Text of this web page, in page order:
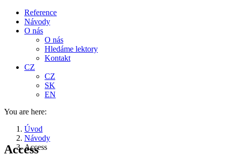
Reference
Návody
O nás
O nás
Hledáme lektory
Kontakt
CZ
CZ
SK
EN
You are here:
Úvod
Návody
Access
Access